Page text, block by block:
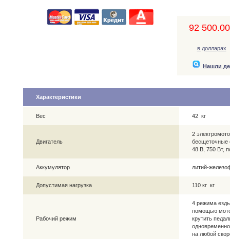
92
в долларах
Нашли
Характеристики
Вес 42 кг
Двигатель
2
бесщеточные
48 В, 750 Вт,
Аккумулятор литий-
Допустимая нагрузка 110 кг кг
Рабочий режим
4 режима
помощью
крутить
на любой